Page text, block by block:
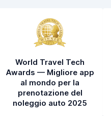
World Travel Tech
Awards — Migliore app
al mondo per la
prenotazione del
noleggio auto 2025